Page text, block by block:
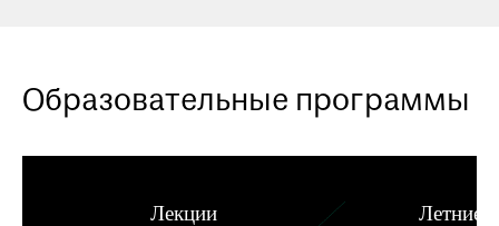
Образовательные программы
Лекции Летние